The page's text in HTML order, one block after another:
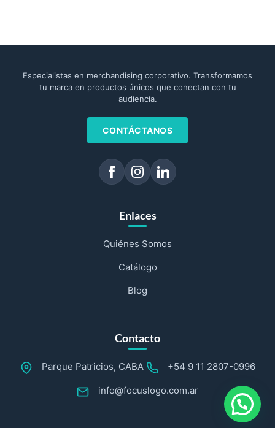
Especialistas en merchandising corporativo. Transformamos
tu marca en productos únicos que conectan con tu
audiencia.
CONTÁCTANOS
Enlaces
Quiénes Somos
Catálogo
Blog
Contacto
Parque Patricios, CABA +54 9 11 2807-0996
info@focuslogo.com.ar